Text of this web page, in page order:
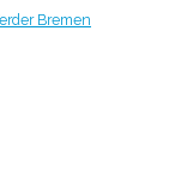
Bremen